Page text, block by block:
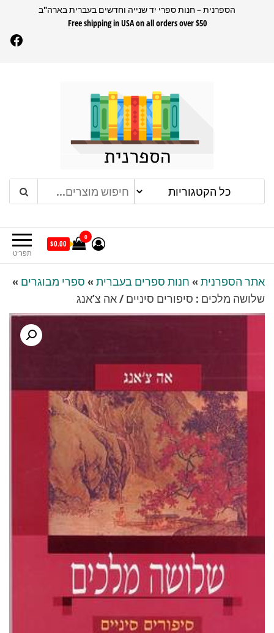
הספרנית – חנות ספרי יד שנייה וחדשים בעברית בארה"ב
Free shipping in USA on all orders over $50
הספרנית
תפריט
0
$0.00
אתר הספרנית » חנות ספרים בעברית » ספרי מבוגרים »
שלושה מלכים : סיפורים סיניים / אה צ’אנג